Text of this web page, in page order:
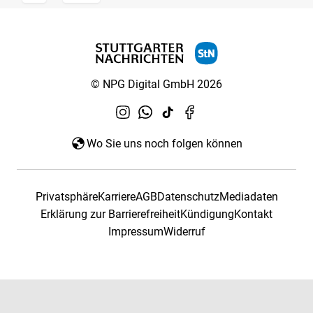
© NPG Digital GmbH 2026
Wo Sie uns noch folgen können
PrivatsphäreKarriereAGBDatenschutzMediadaten
Erklärung zur BarrierefreiheitKündigungKontakt
ImpressumWiderruf